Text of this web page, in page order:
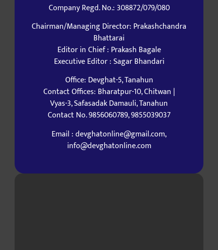
Company Regd. No.: 308872/079/080
Chairman/Managing Director: Prakashchandra
Bhattarai
Editor in Chief : Prakash Bagale
Executive Editor : Sagar Bhandari
Office: Devghat-5, Tanahun
Contact Offices: Bharatpur-10, Chitwan |
Vyas-3, Safasadak Damauli, Tanahun
Contact No. 9856060789, 9855039037
Email : devghatonline@gmail.com,
info@devghatonline.com